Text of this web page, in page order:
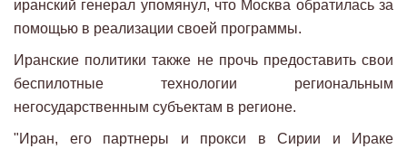
иранский генерал упомянул, что Москва обратилась за
помощью в реализации своей программы.
Иранские политики также не прочь предоставить свои
беспилотные технологии региональным
негосударственным субъектам в регионе.
"Иран, его партнеры и прокси в Сирии и Ираке